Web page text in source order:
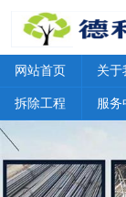
网站首页 关于
拆除工程 服务